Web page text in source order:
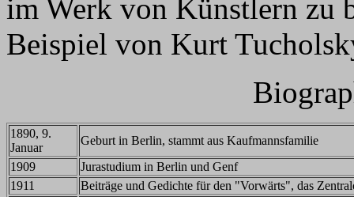
im Werk von Künstlern zu
Beispiel von Kurt
1890, 9.
Januar
Geburt in Berlin, stammt aus Kaufmannsfamilie
1909
Jurastudium in Berlin und Genf
1911
Beiträge und Gedichte für den "Vorwärts", das